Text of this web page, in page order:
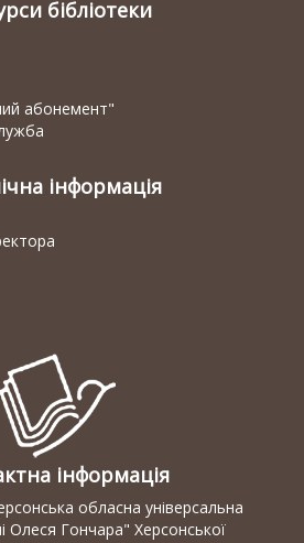
бібліотеки
абонемент"
інформація
інформація
обласна універсальна
Олеся Гончара" Херсонської